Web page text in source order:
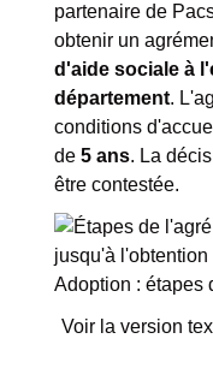
partenaire de
obtenir un
d'aide sociale à
département.
conditions
de 5 ans. La
être contestée.
Adoption : étapes
Voir la version